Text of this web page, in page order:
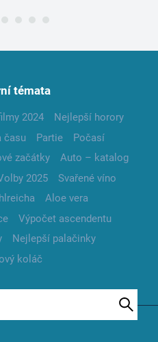
témata
2024
Nejlepší horory
času Partie
Počasí
začátky
Auto – katalog
2025
Svařené víno
Aloe vera
Výpočet ascendentu
Nejlepší palačinky
koláč